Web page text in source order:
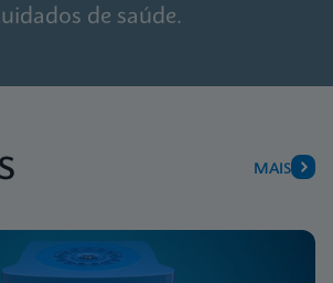
de saúde.
MAIS